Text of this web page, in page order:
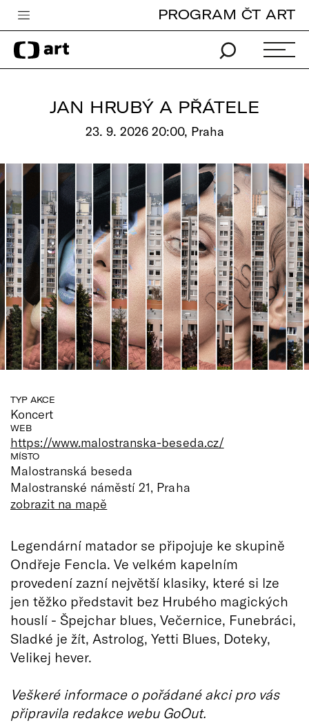
Česká televize
Zpravodajství
Pro děti
edu
Vše o ČT
PROGRAM ČT ART
JAN HRUBÝ A PŘÁTELE
23. 9. 2026 20:00, Praha
TYP AKCE
Koncert
WEB
https://www.malostranska-beseda.cz/
MÍSTO
Malostranská beseda
Malostranské náměstí 21, Praha
zobrazit na mapě
Legendární matador se připojuje ke skupině
Ondřeje Fencla. Ve velkém kapelním
provedení zazní největší klasiky, které si lze
jen těžko představit bez Hrubého magických
houslí - Špejchar blues, Večernice, Funebráci,
Sladké je žít, Astrolog, Yetti Blues, Doteky,
Velikej hever.
Veškeré informace o pořádané akci pro vás
připravila redakce webu GoOut.